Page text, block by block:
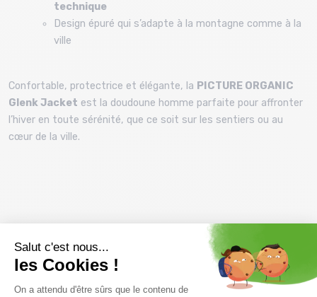
technique
Design épuré qui s’adapte à la montagne comme à la
ville
Confortable, protectrice et élégante, la PICTURE ORGANIC
Glenk Jacket est la doudoune homme parfaite pour affronter
l’hiver en toute sérénité, que ce soit sur les sentiers ou au
cœur de la ville.
Prix et descriptifs sous réserve de disponibilité au magasin
Montaz , La Ravoire. Les tarifs du catalogue sont toutes taxes